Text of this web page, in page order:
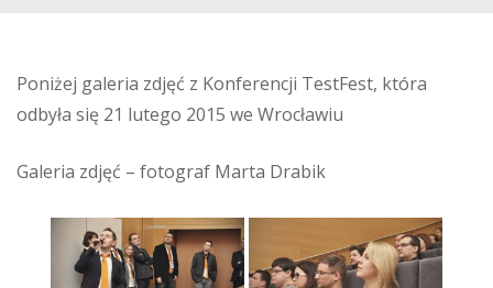
Poniżej galeria zdjęć z Konferencji TestFest, która
odbyła się 21 lutego 2015 we Wrocławiu
Galeria zdjęć – fotograf Marta Drabik